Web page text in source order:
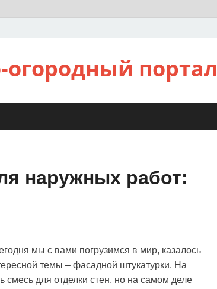
огородный портал
наружных работ:
мы с вами погрузимся в мир, казалось
темы – фасадной штукатурки. На
смесь для отделки стен, но на самом деле